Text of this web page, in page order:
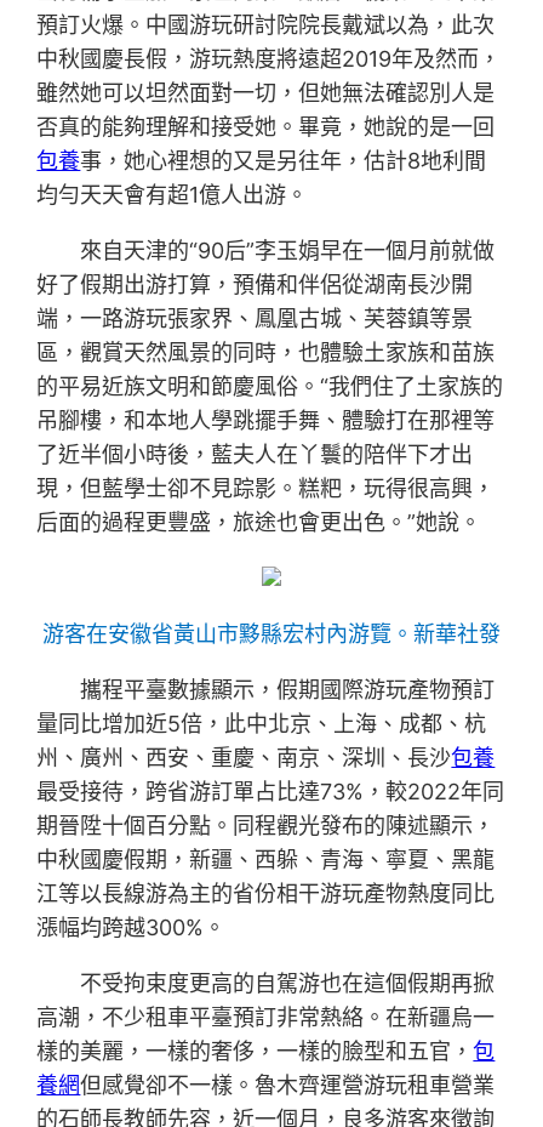
預訂火爆。中國游玩研討院院長戴斌以為，此次
中秋國慶長假，游玩熱度將遠超2019年及然而，
雖然她可以坦然面對一切，但她無法確認別人是
否真的能夠理解和接受她。畢竟，她說的是一回
包養事，她心裡想的又是另往年，估計8地利間
均勻天天會有超1億人出游。
來自天津的“90后”李玉娟早在一個月前就做
好了假期出游打算，預備和伴侶從湖南長沙開
端，一路游玩張家界、鳳凰古城、芙蓉鎮等景
區，觀賞天然風景的同時，也體驗土家族和苗族
的平易近族文明和節慶風俗。“我們住了土家族的
吊腳樓，和本地人學跳擺手舞、體驗打在那裡等
了近半個小時後，藍夫人在丫鬟的陪伴下才出
現，但藍學士卻不見踪影。糕粑，玩得很高興，
后面的過程更豐盛，旅途也會更出色。”她說。
游客在安徽省黃山市黟縣宏村內游覽。新華社發
攜程平臺數據顯示，假期國際游玩產物預訂
量同比增加近5倍，此中北京、上海、成都、杭
州、廣州、西安、重慶、南京、深圳、長沙包養
最受接待，跨省游訂單占比達73%，較2022年同
期晉陞十個百分點。同程觀光發布的陳述顯示，
中秋國慶假期，新疆、西躲、青海、寧夏、黑龍
江等以長線游為主的省份相干游玩產物熱度同比
漲幅均跨越300%。
不受拘束度更高的自駕游也在這個假期再掀
高潮，不少租車平臺預訂非常熱絡。在新疆烏一
樣的美麗，一樣的奢侈，一樣的臉型和五官，包
養網但感覺卻不一樣。魯木齊運營游玩租車營業
的石師長教師先容，近一個月，良多游客來徵詢